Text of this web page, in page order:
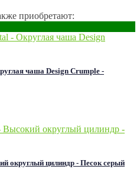
приобретают:
чаша Design Сrumple -
округлый цилиндр - Песок серый